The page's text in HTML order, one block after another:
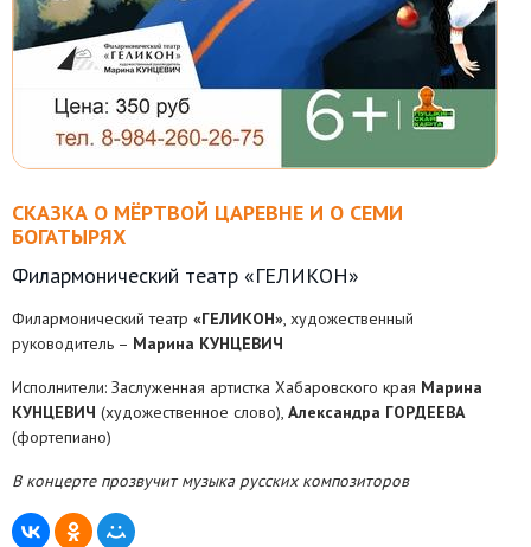
СКАЗКА О МЁРТВОЙ ЦАРЕВНЕ И О СЕМИ
БОГАТЫРЯХ
Филармонический театр «ГЕЛИКОН»
Филармонический театр «ГЕЛИКОН» , художественный
руководитель – Марина КУНЦЕВИЧ
Исполнители: Заслуженная артистка Хабаровского края Марина
КУНЦЕВИЧ (художественное слово), Александра ГОРДЕЕВА
(фортепиано)
В концерте прозвучит музыка русских композиторов